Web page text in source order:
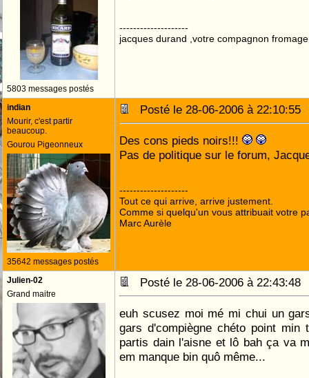
5803 messages postés
--------------------
jacques durand ,votre compagnon
indian
Mourir, c'est partir
beaucoup.
Gourou Pigeonneux
35642 messages postés
Posté le 28-06-2006 à
Des cons pieds noirs!!!
Pas de politique sur le forum,
--------------------
Tout ce qui arrive, arrive justement.
Comme si quelqu'un vous attribuait votre
Marc Aurèle
Julien-02
Grand maitre
Posté le 28-06-2006 à
euh scusez moi mé mi chui un
gars d'compiègne chéto point
partis dain l'aisne et lô bah ça va
em manque bin quô même...